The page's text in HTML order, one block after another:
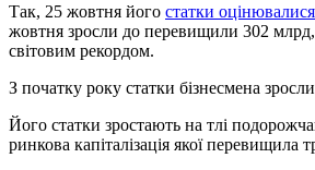
Так, 25 жовтня його статки
жовтня зросли до перевищили 302
світовим рекордом.
З початку року статки бізнесмена
Його статки зростають на тлі
ринкова капіталізація якої перевищила